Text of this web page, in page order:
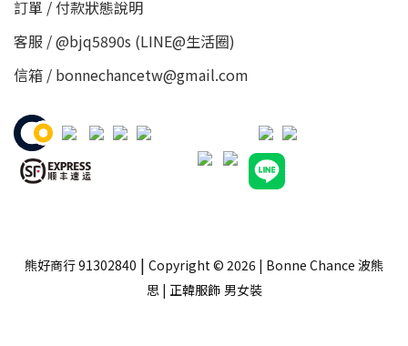
訂單 / 付款狀態說明
客服 /@bjq5890s (LINE@生活圈)
信箱 / bonnechancetw@gmail.com
熊好商行 91302840 | Copyright © 2026 | Bonne Chance 波熊
思 | 正韓服飾 男女裝